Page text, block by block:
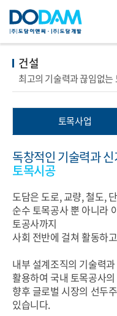
건설
최고의 기술력과 끊임없는
토목사업
독창적인 기술력과
토목시공
도담은 도로, 교량, 철도,
순수 토목공사 뿐 아니라
토공사까지
사회 전반에 걸쳐 활동하
내부 설계조직의 기술력
활용하여 국내 토목공사
향후 글로벌 시장의 선두
있습니다.